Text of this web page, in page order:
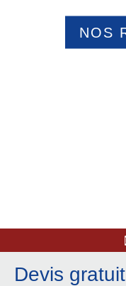
NOS
Devis gratuit